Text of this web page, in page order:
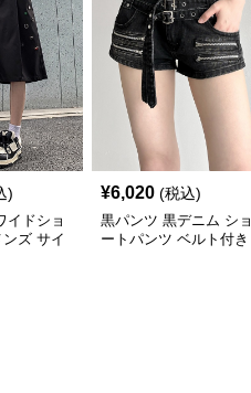
)
イドショ
ズ サイ
¥6,020 (税込)
黒パンツ 黒デニム ショ
ートパンツ ベルト付き